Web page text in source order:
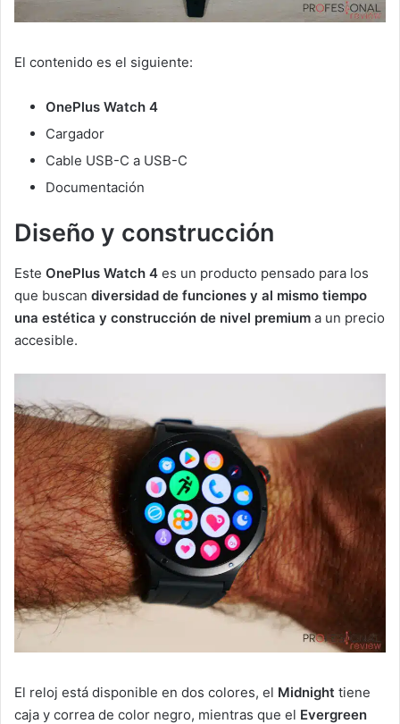
El contenido es el siguiente:
OnePlus Watch 4
Cargador
Cable USB-C a USB-C
Documentación
Diseño y construcción
Este OnePlus Watch 4 es un producto pensado para los
que buscan diversidad de funciones y al mismo tiempo
una estética y construcción de nivel premium a un precio
accesible.
El reloj está disponible en dos colores, el Midnight tiene
caja y correa de color negro, mientras que el Evergreen